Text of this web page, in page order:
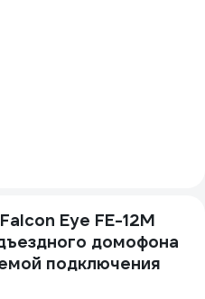
Eye FE-12M
домофона
подключения